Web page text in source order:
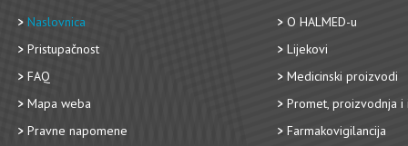
Naslovnica
Pristupačnost
FAQ
Mapa weba
Pravne napomene
O HALMED-u
Lijekovi
Medicinski proizvodi
Promet, proizvodnja i
Farmakovigilancija